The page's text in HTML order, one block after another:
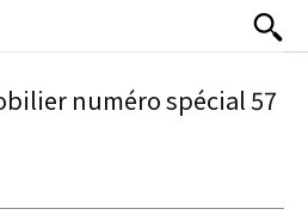
numéro spécial 57